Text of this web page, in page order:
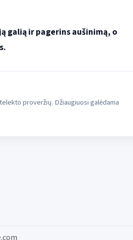
galią ir pagerins aušinimą, o
proveržių. Džiaugiuosi galėdama